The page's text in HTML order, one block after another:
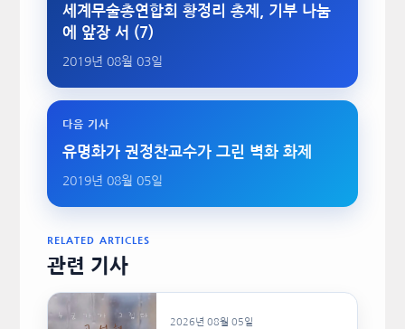
세계무술총연합회 황정리 총제, 기부 나눔
에 앞장 서 (7)
2019년 08월 03일
다음 기사
유명화가 권정찬교수가 그린 벽화 화제
2019년 08월 05일
RELATED ARTICLES
관련 기사
2026년 08월 05일